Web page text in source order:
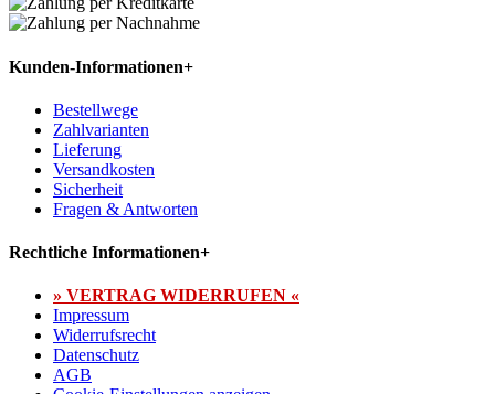
Kunden-Informationen+
Bestellwege
Zahlvarianten
Lieferung
Versandkosten
Sicherheit
Fragen & Antworten
Rechtliche Informationen+
» VERTRAG WIDERRUFEN «
Impressum
Widerrufsrecht
Datenschutz
AGB